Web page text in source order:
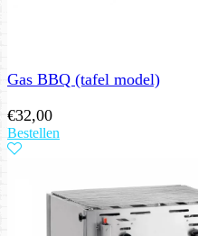
Gas BBQ (tafel model)
€32,00
Bestellen